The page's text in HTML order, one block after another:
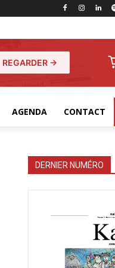
REGARDER →
AGENDA CONTACT
DERNIER NUMÉRO